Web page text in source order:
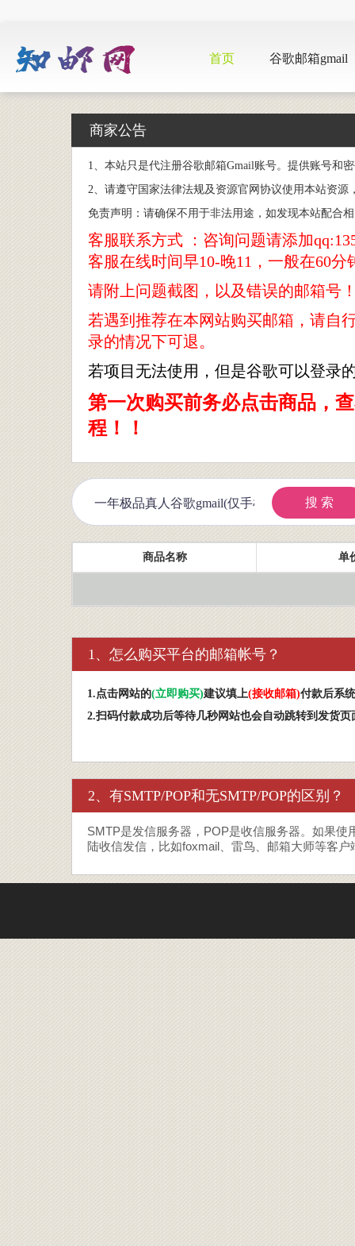
首页 谷歌邮箱gmail
商家公告
1、本站只是代注册谷歌邮箱Gmail账号。提供账号和
2、请遵守国家法律法规及资源官网协议使用本站资
免责声明：请确保不用于非法用途，如发现本站配合
客服联系方式 ：咨询问题请添加
客服在线时间早10-晚11，一般在60
请附上问题截图，以及错误的邮箱号
若遇到推荐在本网站购买邮箱，请自
录的情况下可退。
若项目无法使用，但是谷歌可以登录
第一次购买前务必点击商品，
程！！
搜 索
商品名称 单
1、怎么购买平台的邮箱帐号？
1.点击网站的(立即购买)建议填上(接收邮箱)付款后系
2.扫码付款成功后等待几秒网站也会自动跳转到发货页
2、有SMTP/POP和无SMTP/POP的区别？
SMTP是发信服务器，POP是收信服务器。如果
陆收信发信，比如foxmail、雷鸟、邮箱大师等客户